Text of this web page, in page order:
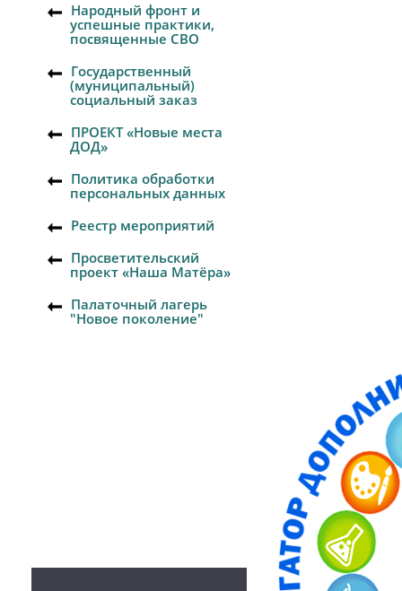
Народный фронт и
успешные практики,
посвященные СВО
Государственный
(муниципальный)
социальный заказ
ПРОЕКТ «Новые места
ДОД»
Политика обработки
персональных данных
Реестр мероприятий
Просветительский
проект «Наша Матёра»
Палаточный лагерь
"Новое поколение"